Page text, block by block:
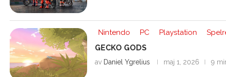
Nintendo PC Playstation
GECKO GODS
av Daniel Ygrelius maj 1, 2026 9